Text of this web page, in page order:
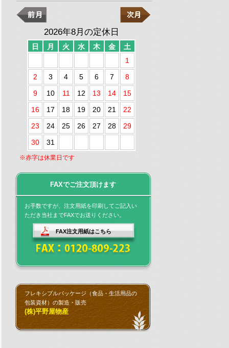
2026年8月の定休日
日 月 火 水 木 金
土
1
2
3 4 5 6 7
8
9
10 11 12 13 14
15
16
17 18 19 20 21
22
23
24 25 26 27 28
29
30
31
※赤字は休業日です
FAXでご注文頂けます
お手数ですが、注文用紙を印刷してご記入い
ただき当社までFAXでお送りください。
FAX注文用紙はこちら
フレキシブルパッケージ（食品・生活用品の
包装資材）の製造・販売
(株)平野屋物産